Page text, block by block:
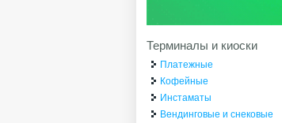
Терминалы и киоски
Платежные
Кофейные
Инстаматы
Вендинговые и снековые